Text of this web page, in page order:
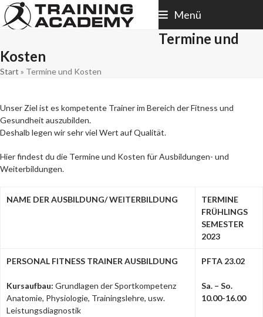
Skip
to
content
Menü
Termine und
Kosten
Start » Termine und Kosten
Unser Ziel ist es kompetente Trainer im Bereich der Fitness und
Gesundheit auszubilden.
Deshalb legen wir sehr viel Wert auf Qualität.
Hier findest du die Termine und Kosten für Ausbildungen- und
Weiterbildungen.
NAME DER AUSBILDUNG/ WEITERBILDUNG
TERMINE
FRÜHLINGS
SEMESTER
2023
PERSONAL FITNESS TRAINER AUSBILDUNG
Kursaufbau: Grundlagen der Sportkompetenz
Anatomie, Physiologie, Trainingslehre, usw.
Leistungsdiagnostik
PFTA 23.02
Sa. – So.
10.00-16.00